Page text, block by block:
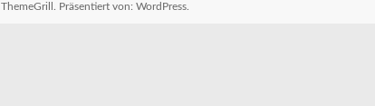
Präsentiert von: WordPress